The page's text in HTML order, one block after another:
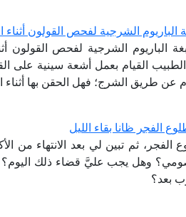
الشرجية لفحص القولون أثناء
الباريوم الشرجية لفحص القولون
القيام بعمل أشعة سينية على
عن طريق الشرج؛ فهل الحقن بها
الفجر ظانا بقاء الليل
ثم تبين لي بعد الانتهاء من
وهل يجب عليَّ قضاء ذلك
بعد؟